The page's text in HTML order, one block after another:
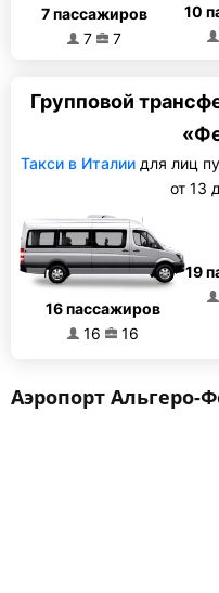
7 пассажиров
7
7
10
Групповой
Такси в Италии для лиц
от 13
16 пассажиров
16
16
19
Аэропорт Альгеро-